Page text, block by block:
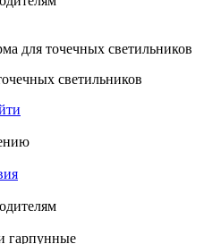
светильников